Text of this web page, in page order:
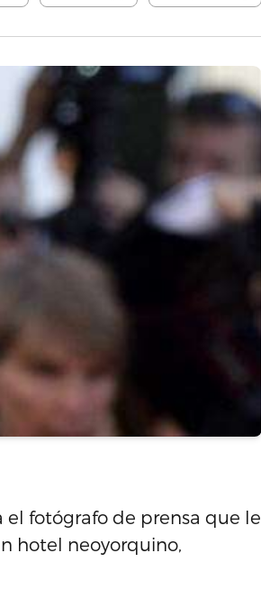
fotógrafo de prensa que le
hotel neoyorquino,